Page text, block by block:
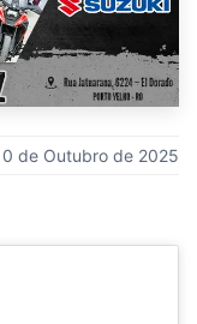
de Outubro de 2025